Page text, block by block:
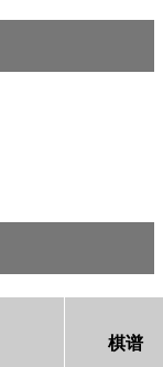
棋谱